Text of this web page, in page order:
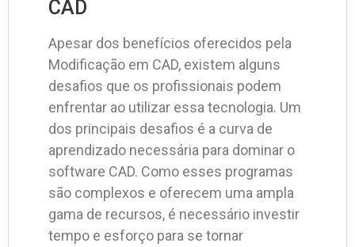
CAD
Apesar dos benefícios oferecidos pela
Modificação em CAD, existem alguns
desafios que os profissionais podem
enfrentar ao utilizar essa tecnologia. Um
dos principais desafios é a curva de
aprendizado necessária para dominar o
software CAD. Como esses programas
são complexos e oferecem uma ampla
gama de recursos, é necessário investir
tempo e esforço para se tornar